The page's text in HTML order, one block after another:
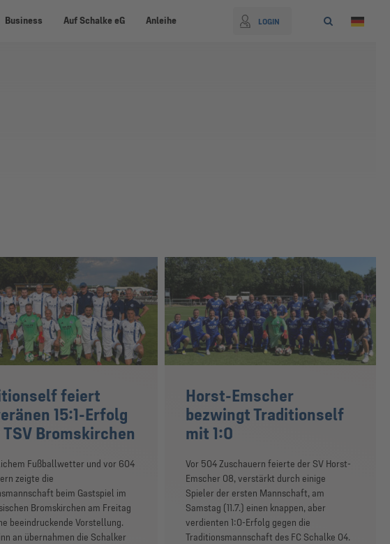
Business Auf Schalke eG Anleihe LOGIN
feiert
15:1-Erfolg
TSV Bromskirchen
Fußballwetter und vor 604
zeigte die
beim Gastspiel im
Bromskirchen am Freitag
beeindruckende Vorstellung.
an übernahmen die Schalker
Horst-Emscher
bezwingt Traditionself
mit 1:0
Vor 504 Zuschauern feierte der SV Horst-
Emscher 08, verstärkt durch einige
Spieler der ersten Mannschaft, am
Samstag (11.7.) einen knappen, aber
verdienten 1:0-Erfolg gegen die
Traditionsmannschaft des FC Schalke 04.